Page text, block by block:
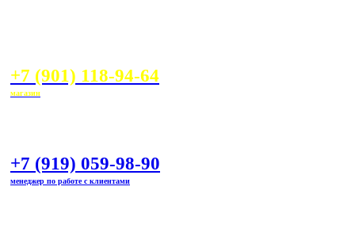
+7 (901) 118-94-64
магазин
+7 (919) 059-98-90
менеджер по работе с клиентами